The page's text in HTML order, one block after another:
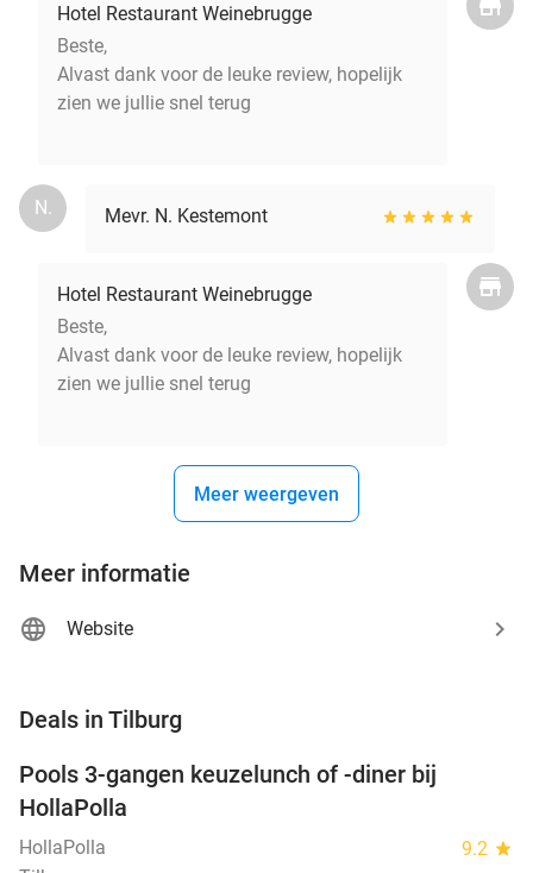
Hotel Restaurant Weinebrugge
Beste,
Alvast dank voor de leuke review, hopelijk
zien we jullie snel terug
N. Mevr. N. Kestemont
Hotel Restaurant Weinebrugge
Beste,
Alvast dank voor de leuke review, hopelijk
zien we jullie snel terug
Meer weergeven
Meer informatie
Website
Deals in Tilburg
TODAY
Pools 3-gangen keuzelunch of -diner bij
HollaPolla
HollaPolla 9.2 star